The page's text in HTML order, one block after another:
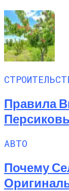
Правила
АВТО
Почему